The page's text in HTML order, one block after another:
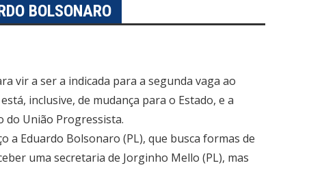
BOLSONARO
vir a ser a indicada para a segunda vaga ao
inclusive, de mudança para o Estado, e a
do União Progressista.
a Eduardo Bolsonaro (PL), que busca formas de
uma secretaria de Jorginho Mello (PL), mas